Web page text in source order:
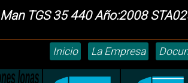
Man TGS 35 440 Año:2008
Inicio La Empresa